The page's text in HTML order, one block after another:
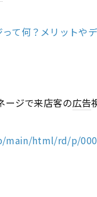
て何？メリットや
ージで来店客の広告
html/rd/p/